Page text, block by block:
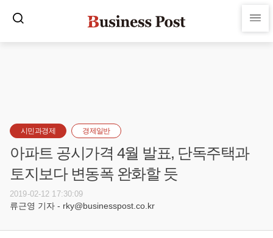
시민과경제 경제일반
아파트 공시가격 4월 발표, 단독주택과
토지보다 변동폭 완화할 듯
2019-02-12 17:30:09
류근영 기자 - rky@businesspost.co.kr